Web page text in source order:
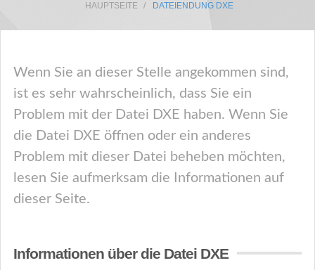
HAUPTSEITE DATEIENDUNG DXE
Wenn Sie an dieser Stelle angekommen sind,
ist es sehr wahrscheinlich, dass Sie ein
Problem mit der Datei DXE haben. Wenn Sie
die Datei DXE öffnen oder ein anderes
Problem mit dieser Datei beheben möchten,
lesen Sie aufmerksam die Informationen auf
dieser Seite.
Informationen über die Datei DXE